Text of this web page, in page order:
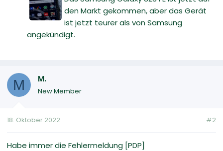
den Markt gekommen, aber das Gerät
ist jetzt teurer als von Samsung
angekündigt.
M M.
New Member
18. Oktober 2022 #2
Habe immer die Fehlermeldung [PDP]